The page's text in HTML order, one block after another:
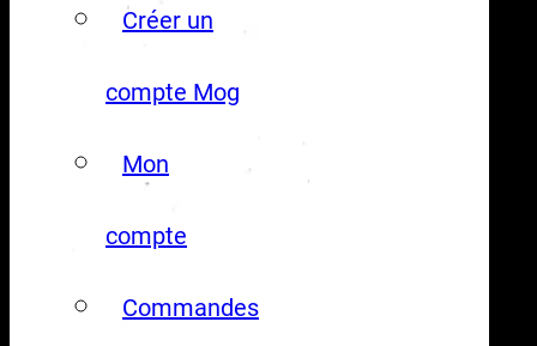
Créer un
compte Mog
Mon
compte
Commandes